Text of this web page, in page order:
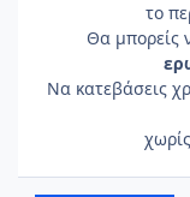
το
Θα μπορείς
Να κατεβάσεις